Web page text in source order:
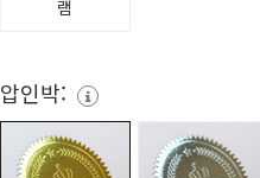
램
압인박: